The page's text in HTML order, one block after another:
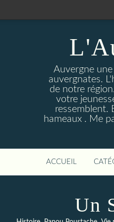
Auvergne
auvergnates.
de notre
votre
ressemblent.
hameaux . Me
ACCUEIL
Un